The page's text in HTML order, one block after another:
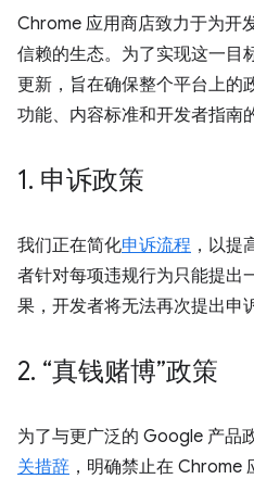
Chrome 应用商店致力于为开
信赖的生态。为了实现这一目
更新，旨在确保整个平台上的
功能、内容标准和开发者指南
1. 申诉政策
我们正在简化申诉流程 ，以提
者针对每项违规行为只能提出
果，开发者将无法再次提出申
2. “真钱赌博”政策
为了与更广泛的 Google 产品
关措辞 ，明确禁止在 Chrome